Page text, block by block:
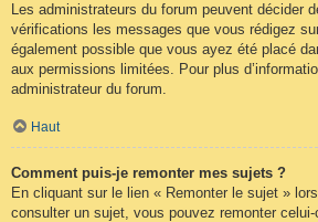
Les administrateurs du forum peuvent décider
vérifications les messages que vous rédigez
également possible que vous ayez été placé
aux permissions limitées. Pour plus
administrateur du forum.
Haut
Comment puis-je remonter mes sujets ?
En cliquant sur le lien « Remonter le sujet »
consulter un sujet, vous pouvez remonter